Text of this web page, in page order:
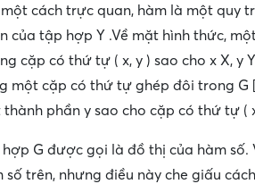
cách trực quan, hàm là một quy
của tập hợp Y .Về mặt hình thức,
cặp có thứ tự ( x, y ) sao cho x X, y
một cặp có thứ tự ghép đôi trong G
thành phần y sao cho cặp có thứ tự (
hợp G được gọi là đồ thị của hàm
số trên, nhưng điều này che giấu